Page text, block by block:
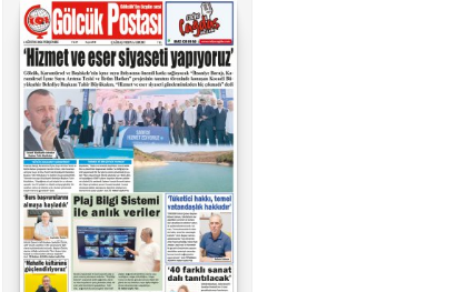
02624132333
haber@golcukpostasi.com